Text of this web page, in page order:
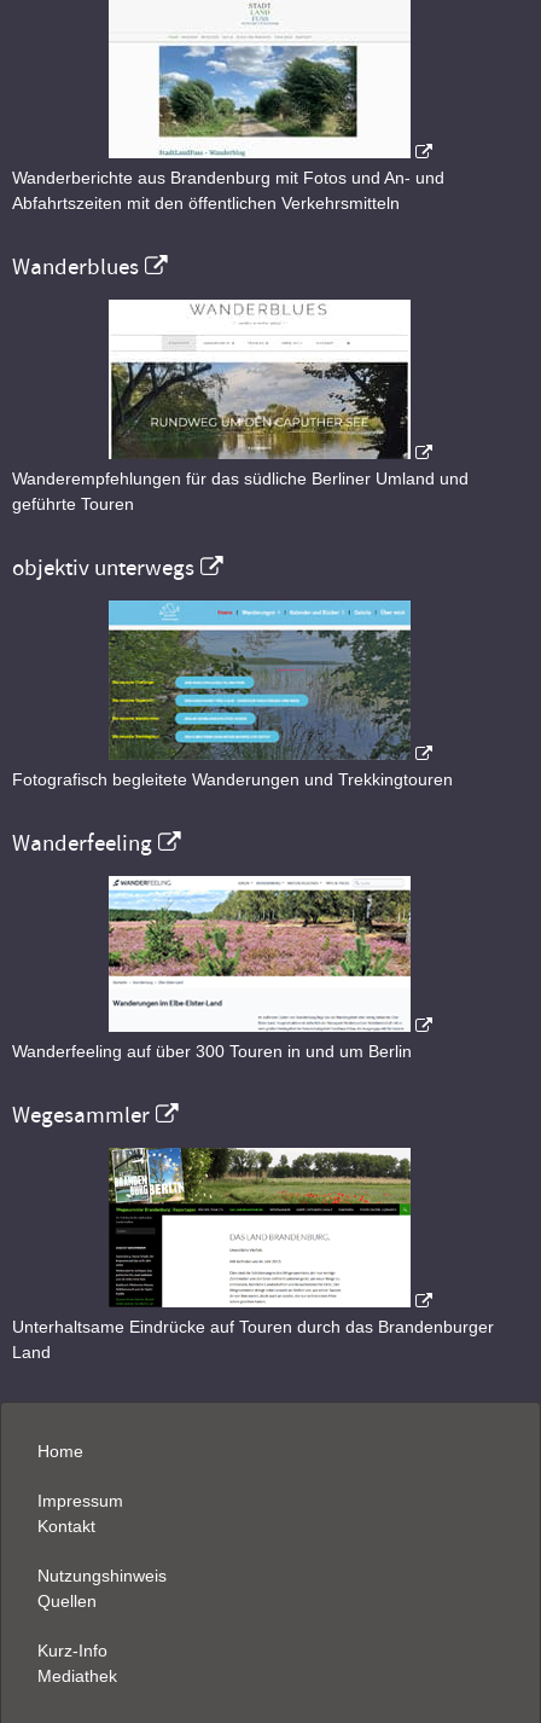
Wanderberichte aus Brandenburg mit Fotos und An- und
Abfahrtszeiten mit den öffentlichen Verkehrsmitteln
Wanderblues
Wanderempfehlungen für das südliche Berliner Umland und
geführte Touren
objektiv unterwegs
Fotografisch begleitete Wanderungen und Trekkingtouren
Wanderfeeling
Wanderfeeling auf über 300 Touren in und um Berlin
Wegesammler
Unterhaltsame Eindrücke auf Touren durch das Brandenburger
Land
Home
Impressum
Kontakt
Nutzungshinweis
Quellen
Kurz-Info
Mediathek